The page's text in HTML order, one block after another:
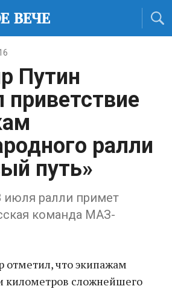
Путин
приветствие
ралли
путь»
июля ралли примет
команда МАЗ-
отметил, что экипажам
километров сложнейшего